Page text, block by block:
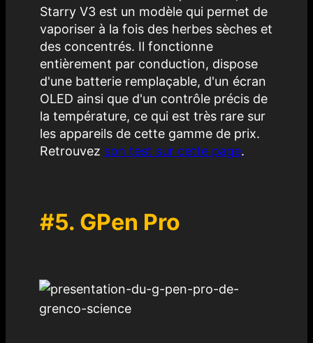
Starry V3 est un modèle qui permet de
vaporiser à la fois des herbes sèches et
des concentrés. Il fonctionne
entièrement par conduction, dispose
d'une batterie remplaçable, d'un écran
OLED ainsi que d'un contrôle précis de
la température, ce qui est très rare sur
les appareils de cette gamme de prix.
Retrouvez son test sur cette page.
#5. GPen Pro